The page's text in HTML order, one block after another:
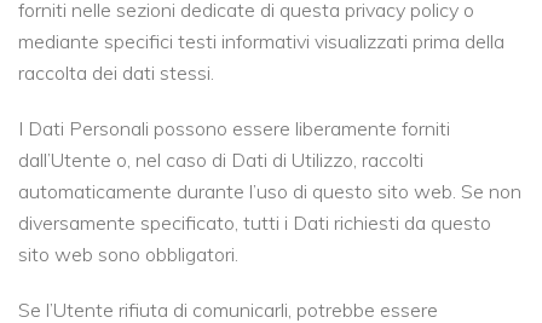
forniti nelle sezioni dedicate di questa privacy policy o
mediante specifici testi informativi visualizzati prima della
raccolta dei dati stessi.
I Dati Personali possono essere liberamente forniti
dall’Utente o, nel caso di Dati di Utilizzo, raccolti
automaticamente durante l’uso di questo sito web. Se non
diversamente specificato, tutti i Dati richiesti da questo
sito web sono obbligatori.
Se l’Utente rifiuta di comunicarli, potrebbe essere